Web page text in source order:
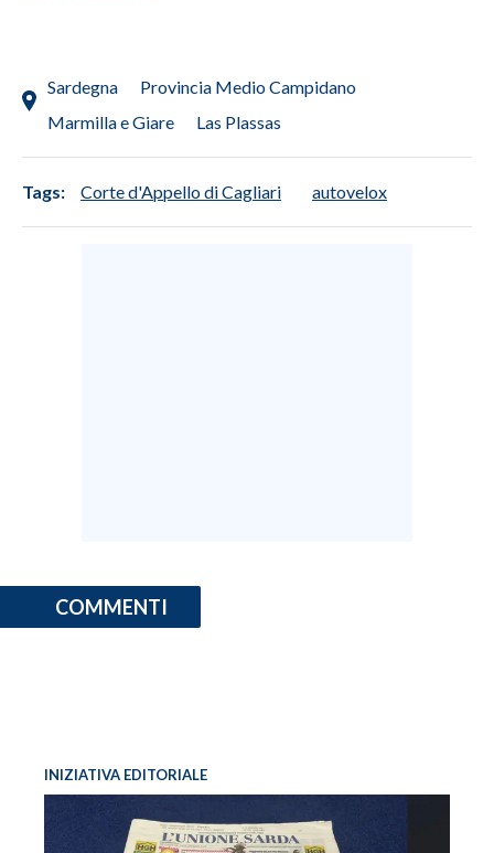
Sardegna
Provincia Medio Campidano
Marmilla e Giare
Las Plassas
Tags: Corte d'Appello di Cagliari autovelox
COMMENTI
INIZIATIVA EDITORIALE